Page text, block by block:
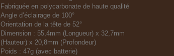
Fabriquée en polycarbonate de haute qualité
Angle d’éclairage de 100°
Orientation de la tête de 52°
Dimension : 55,4mm (Longueur) x 32,7mm
(Hauteur) x 20,8mm (Profondeur)
Poids : 47g (avec batterie)